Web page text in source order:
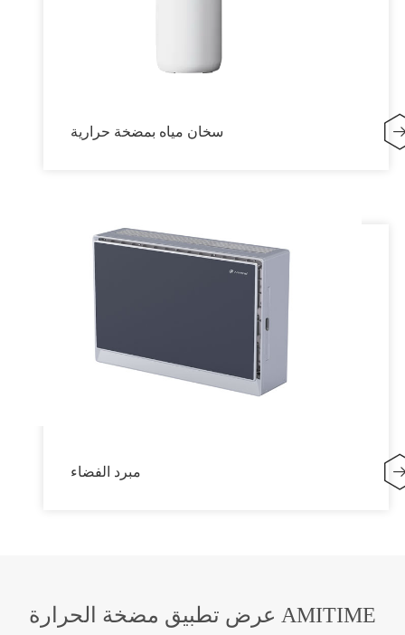
سخان مياه بمضخة حرارية
مبرد الفضاء
عرض تطبيق مضخة الحرارة AMITIME